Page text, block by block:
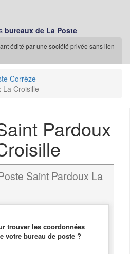
bureaux de La Poste
édité par une société privée sans lien
Corrèze
La Croisille
Pardoux
Saint Pardoux La
trouver les coordonnées
votre bureau de poste ?